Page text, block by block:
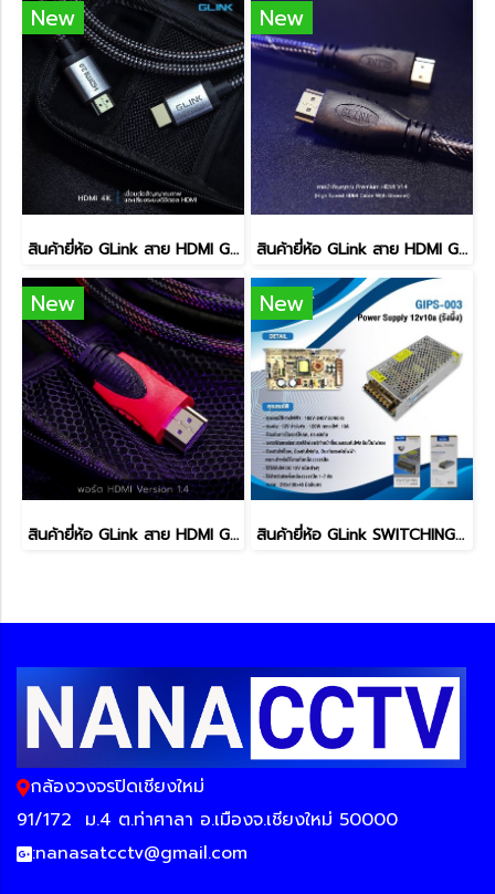
New
สินค้ายี่ห้อ GLink สาย HDMI GLink GL-201 สายส่งสัญญาณภาพ
New
สินค้ายี่ห้อ GLink สาย HDMI GLink 029 สายส่งสัญญาณภาพ
New
สินค้ายี่ห้อ GLink สาย HDMI GLink-09 สายส่งสัญญาณภาพ
New
สินค้ายี่ห้อ GLink SWITCHING POWER SUPPLY รุ่น GIPS-003
กล้องวงจรปิดเชียงใหม่
91/172 ม.4 ต.ท่าศาลา อ.เมืองจ.เชียงใหม่ 50000
:nanasatcctv@gmail.com